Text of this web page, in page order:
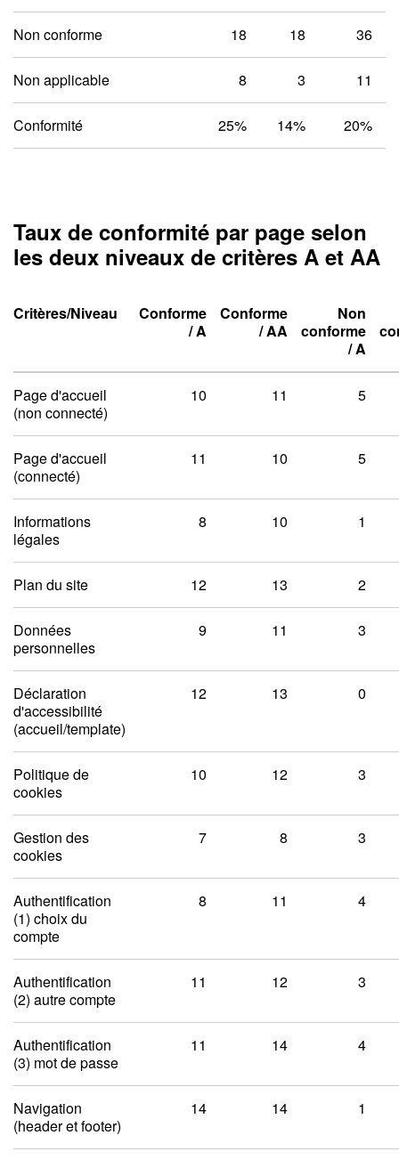
Non conforme 18 18 36
Non applicable 8 3 11
Conformité 25% 14% 20%
Taux de conformité par page selon
les deux niveaux de critères A et AA
Taux de conformité par
Critères/Niveau
Conforme
/A
Conforme
/AA
Non
conforme
/A
Page d'accueil
(non connecté)
10 11 5
Page d'accueil
(connecté)
11 10 5
Informations
légales
8 10 1
Plan du site 12 13 2
Données
personnelles
9 11 3
Déclaration
d'accessibilité
(accueil/template)
12 13 0
Politique de
cookies
10 12 3
Gestion des
cookies
7 8 3
Authentification
(1) choix du
compte
8 11 4
Authentification
(2) autre compte
11 12 3
Authentification
(3) mot de passe
11 14 4
Navigation
(header et footer)
14 14 1